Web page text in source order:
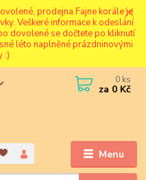
prodejna Fajne korále je
Veškeré informace k odeslání
dovolené se dočtete po kliknutí
léto naplněné prázdninovými
:)
Menu
0 ks
za 0 Kč